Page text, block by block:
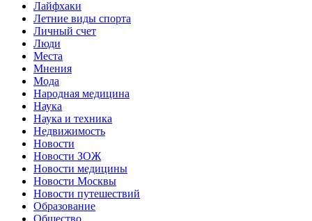
Лайфхаки
Летние виды спорта
Личный счет
Люди
Места
Мнения
Мода
Народная медицина
Наука
Наука и техника
Недвижимость
Новости
Новости ЗОЖ
Новости медицины
Новости Москвы
Новости путешествий
Образование
Общество